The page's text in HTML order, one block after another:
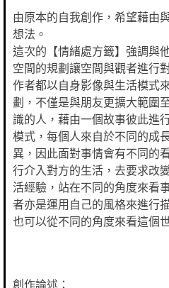
由原本的自我創作，希望藉由
想法。
這次的【情緒處方籤】 強調與
空間的規劃讓空間與觀者進行
作者都以自身影像與生活模式
劃，不僅是與朋友更擴大範圍
識的人，藉由一個故事彼此進
模式，每個人來自於不同的成
異，因此面對事情會有不同的
行介入對方的生活，去要求改
活經驗，站在不同的角度來看
者亦是運用自己的風格來進行
也可以從不同的角度來看這個
創作論述：